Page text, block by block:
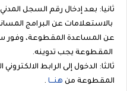
عن المساعدة المقطوعة، وفور
المقطوعة يجب تدوينه.
ثالثا: الدخول إلى الرابط
المقطوعة من هنـــا .